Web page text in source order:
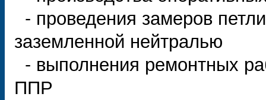
- проведения замеров
заземленной нейтралью
- выполнения ремонтных
ППР